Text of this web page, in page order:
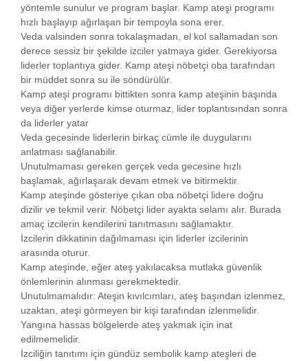
yöntemle sunulur ve program başlar. Kamp ateşi programı
hızlı başlayıp ağırlaşan bir tempoyla sona erer.
Veda valsinden sonra tokalaşmadan, el kol sallamadan son
derece sessiz bir şekilde izciler yatmaya gider. Gerekiyorsa
liderler toplantıya gider. Kamp ateşi nöbetçi oba tarafından
bir müddet sonra su ile söndürülür.
Kamp ateşi programı bittikten sonra kamp ateşinin başında
veya diğer yerlerde kimse oturmaz, lider toplantısından sonra
da liderler yatar
Veda gecesinde liderlerin birkaç cümle ile duygularını
anlatması sağlanabilir.
Unutulmaması gereken gerçek veda gecesine hızlı
başlamak, ağırlaşarak devam etmek ve bitirmektir.
Kamp ateşinde gösteriye çıkan oba nöbetçi lidere doğru
dizilir ve tekmil verir. Nöbetçi lider ayakta selamı alır. Burada
amaç izcilerin kendilerini tanıtmasını sağlamaktır.
İzcilerin dikkatinin dağılmaması için liderler izcilerinin
arasında oturur.
Kamp ateşinde, eğer ateş yakılacaksa mutlaka güvenlik
önlemlerinin alınması gerekmektedir.
Unutulmamalıdır: Ateşin kıvılcımları, ateş başından izlenmez,
uzaktan, ateşi görmeyen bir kişi tarafından izlenmelidir.
Yangına hassas bölgelerde ateş yakmak için inat
edilmemelidir.
İzciliğin tanıtımı için gündüz sembolik kamp ateşleri de